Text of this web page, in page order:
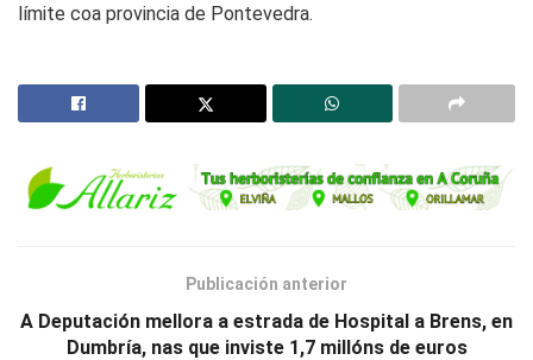
límite coa provincia de Pontevedra.
Publicación anterior
A Deputación mellora a estrada de Hospital a Brens, en
Dumbría, nas que inviste 1,7 millóns de euros